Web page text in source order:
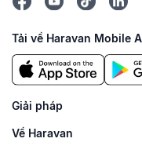
Tải về Haravan Mobile
Giải pháp
Về Haravan